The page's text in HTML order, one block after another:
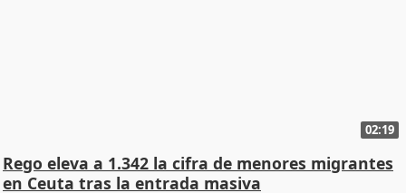
02:19
Rego eleva a 1.342 la cifra de menores migrantes
en Ceuta tras la entrada masiva